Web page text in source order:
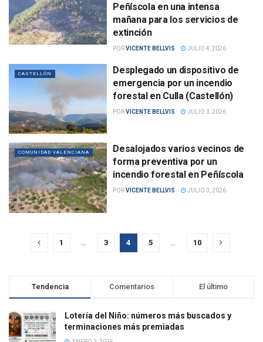
Peñíscola en una intensa
mañana para los servicios de
extinción
PORVICENTE BELLVIS JULIO 4, 2026
CASTELLÓN
Desplegado un dispositivo de
emergencia por un incendio
forestal en Culla (Castellón)
PORVICENTE BELLVIS JULIO 3, 2026
COMUNIDAD VALENCIANA
Desalojados varios vecinos de
forma preventiva por un
incendio forestal en Peñíscola
PORVICENTE BELLVIS JULIO 3, 2026
1 3 4 5 10
Tendencia Comentarios El último
Lotería del Niño: números más buscados y
terminaciones más premiadas